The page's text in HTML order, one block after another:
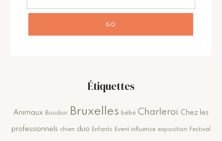
Étiquettes
Animaux Boudoir Bruxelles bébé Charleroi Chez les
professionnels chien duo Enfants Event influence exposition Festival